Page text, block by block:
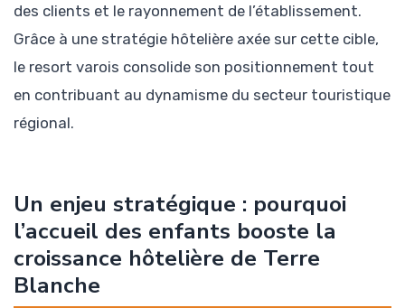
des clients et le rayonnement de l’établissement.
Grâce à une stratégie hôtelière axée sur cette cible,
le resort varois consolide son positionnement tout
en contribuant au dynamisme du secteur touristique
régional.
Un enjeu stratégique : pourquoi
l’accueil des enfants booste la
croissance hôtelière de Terre
Blanche